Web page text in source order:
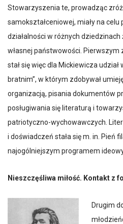
Stowarzyszenia te, prowadząc
samokształceniowej, miały na
działalności w różnych
własnej państwowości.
stał się więc dla Mickiewicza
bratnim”, w którym zdobywał
organizacją, pisania dokumentów
posługiwania się literaturą i
patriotyczno-wychowawczych.
i doświadczeń stała się m. in. Pień
najogólniejszym programem
Nieszczęśliwa miłość. Kontakt z
Drugim